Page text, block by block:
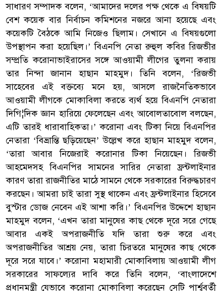
সাধারণ সম্পাদক বলেন, ‘আমাদের দলের পক্ষ থেকে এ বিষয়টি
বেশ কয়েক বার নির্বাচন কমিশনের নজরে আনা হয়েছে এবং
কয়েকটি বৈঠকে আমি নিজেও ছিলাম। সেখানে এ বিষয়গুলো
উপস্থাপন করা হয়েছিল।’ বিএনপি নেতা রুহুল কবির রিজভীর
সম্প্রতি করোনাভাইরাসের সঙ্গে আওয়ামী লীগের তুলনা করায়
তার নিন্দা জানান হাছান মাহমুদ। তিনি বলেন, ‘রিজভী
সাহেবের এই বক্তব্যে মনে হয়, আসলে রাজনৈতিকভাবে
আওয়ামী লীগকে মোকাবিলা করতে ব্যর্থ হয়ে বিএনপি নেতারা
দিগি¦দিক জ্ঞান হারিয়ে ফেলেছেন এবং আবোলতাবোল বলছেন,
এটি তারই ধারাবাহিকতা।’ করোনা এবং টিকা নিয়ে বিএনপির
নেতারা ‘বিভ্রান্তি ছড়িয়েছেন’ উল্লেখ করে হাছান মাহমুদ বলেন,
‘তারা আবার নিজেরাই করোনার টিকা নিয়েছেন। রিজভী
আহমেদসহ বিএনপির সামনের সারির নেতারা ফ্রন্টলাইনার
কারণ তারা রাজনীতির মাঠে সামনে থেকে সরকারের বিরুদ্ধচারণ
করছেন। আমরা চাই তারা সুস্থ থাকেন এবং ফ্রন্টলাইনার হিসেবে
বুস্টার ডোজ নেবেন এই আশা করি।’ বিএনপির উদ্দেশে হাছান
মাহমুদ বলেন, ‘এখন তারা মানুষের কাছ থেকে দূরে সরে গেছে
আবার একই অপরাজনীতি যদি তারা শুরু করে এবং
অপরাজনীতির আশ্রয় নেয়, তারা চিরতরে মানুষের কাছ থেকে
দূরে সরে যাবে।’ করোনা মহামারী মোকাবিলায় আওয়ামী লীগ
সরকারের সাফল্যের দাবি করে তিনি বলেন, ‘বাংলাদেশে
প্রধানমন্ত্রী যেভাবে করোনা মোকাবিলা করেছেন সেটি পার্শ্ববর্তী